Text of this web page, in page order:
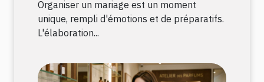
Organiser un mariage est un moment
unique, rempli d'émotions et de préparatifs.
L'élaboration...